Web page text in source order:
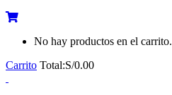
No hay productos en el carrito.
Carrito Total:S/0.00